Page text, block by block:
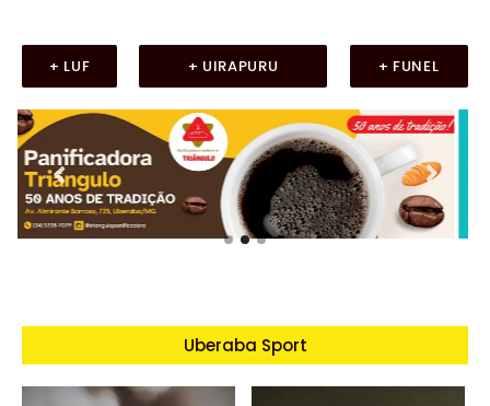
+ LUF + UIRAPURU + FUNEL
Uberaba Sport